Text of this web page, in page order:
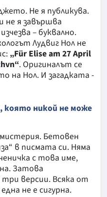
Не я публикува.
не я завършва
– буквално.
Лудвиг Нол не
„Für Elise am 27 April
. Оригиналът се
на Нол. И загадката -
която никой не може
Бетовен
в писмата си. Няма
с това име,
Затова
версии. Всяка от
не е сигурна.